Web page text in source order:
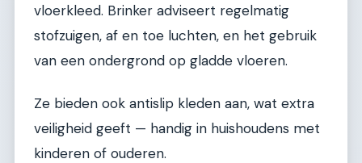
vloerkleed. Brinker adviseert regelmatig
stofzuigen, af en toe luchten, en het gebruik
van een ondergrond op gladde vloeren.
Ze bieden ook antislip kleden aan, wat extra
veiligheid geeft — handig in huishoudens met
kinderen of ouderen.